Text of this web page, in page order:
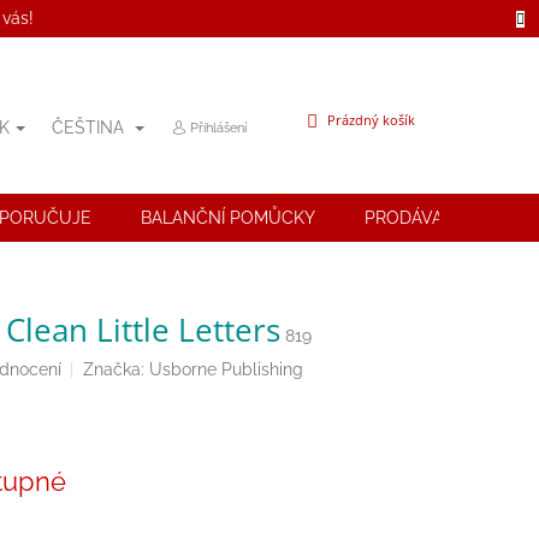
ČEŠTINA Přihlášení
NÁKUPNÍ
Prázdný košík
BALANČNÍ POMŮCKY PRODÁVANÉ ZNAČKY
Little Letters 819
Značka: Usborne Publishing